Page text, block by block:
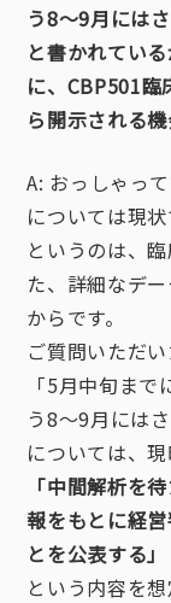
う8〜9⽉には
と書かれてい
に、CBP501
ら開示される
A: おっしゃっ
については現
というのは、
た、詳細なデ
からです。
ご質問いただ
「5⽉中旬ま
う8〜9⽉には
については、
「中間解析を
報をもとに経
とを公表する」
という内容を